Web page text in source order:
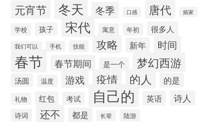
元宵节 冬天 冬季 口感 唐代 娘家
学校 孩子 宋代 寓意 年初 很多人
我们可以 手机 技能 攻略 新年 时间
春节 春节期间 是一个 梦幻西游
汤圆 温度 游戏 疫情 的人 的是
礼物 红包 考试 自己的 英语 诗人
诗词 还不 都是 长辈 陆游